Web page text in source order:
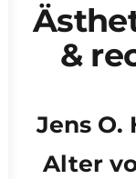
&
Jens O.
Alter